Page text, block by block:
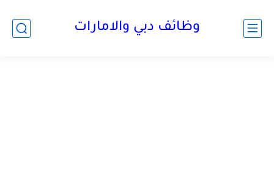
وظائف دبي والامارات